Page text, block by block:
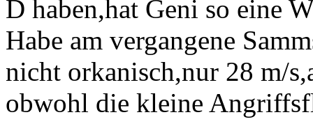
D haben,hat Geni so eine
Habe am vergangene
nicht orkanisch,nur 28 m/
obwohl die kleine